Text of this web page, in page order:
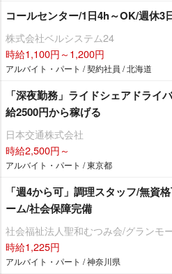
コールセンター/1日4h～OK/週休3
株式会社ベルシステム24
時給1,100円～1,200円
アルバイト・パート / 契約社員 / 北海道
「深夜勤務」ライドシェアドライ
給2500円から稼げる
日本交通株式会社
時給2,500円～
アルバイト・パート / 東京都
「週4から可」調理スタッフ/無資
ーム/社会保障完備
社会福祉法人聖和むつみ会/グランモ
時給1,225円
アルバイト・パート / 神奈川県